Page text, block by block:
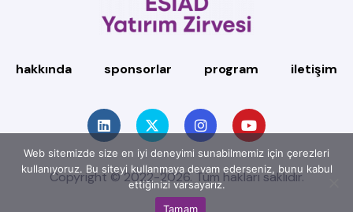
hakkında sponsorlar program iletişim
Copyright © 2022-2026. Tüm hakları saklıdır.
Web sitemizde size en iyi deneyimi sunabilmemiz için çerezleri
kullanıyoruz. Bu siteyi kullanmaya devam ederseniz, bunu kabul
ettiğinizi varsayarız.
Tamam